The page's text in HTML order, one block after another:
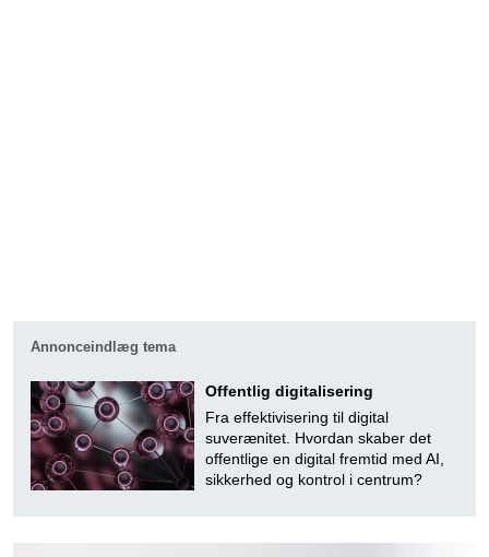
Annonceindlæg tema
Offentlig digitalisering
Fra effektivisering til digital
suverænitet. Hvordan skaber det
offentlige en digital fremtid med AI,
sikkerhed og kontrol i centrum?